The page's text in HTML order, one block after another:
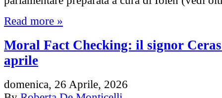
Read more »
Moral Fact Checking: il signor
aprile
domenica, 26 Aprile, 2026